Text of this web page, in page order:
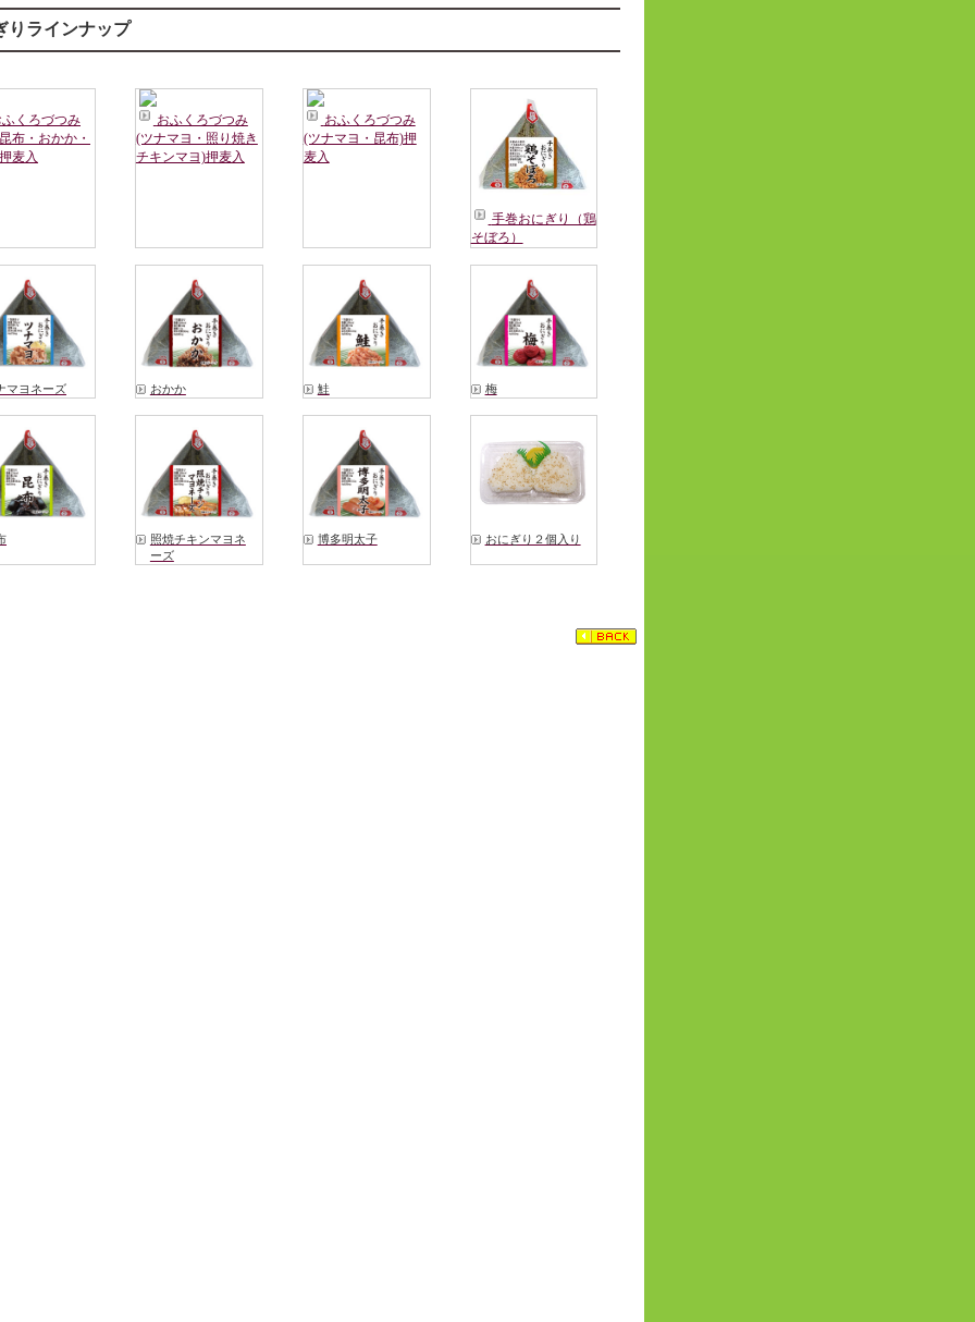
りラインナップ
くろづつみ
布・おかか・
麦入
おふくろづつみ
(ツナマヨ・照り焼き
チキンマヨ)押麦入
おふくろづつみ
(ツナマヨ・昆布)押
麦入
手巻おにぎり（鶏
そぼろ）
マヨネーズ おかか 鮭 梅
照焼チキンマヨネ
ーズ
博多明太子 おにぎり２個入り